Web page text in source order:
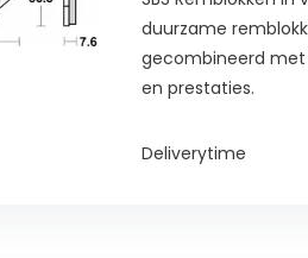
duurzame
gecombineerd
en prestaties.
Deliverytime